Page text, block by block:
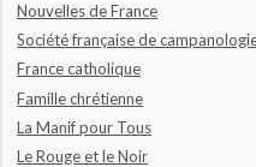
Nouvelles de France
Société française de
France catholique
Famille chrétienne
La Manif pour Tous
Le Rouge et le Noir